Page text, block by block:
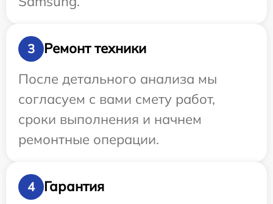
3
Ремонт техники
После детального анализа мы
согласуем с вами смету работ,
сроки выполнения и начнем
ремонтные операции.
4
Гарантия